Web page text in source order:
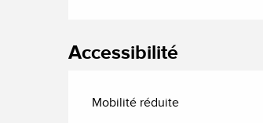
Accessibilité
Mobilité réduite